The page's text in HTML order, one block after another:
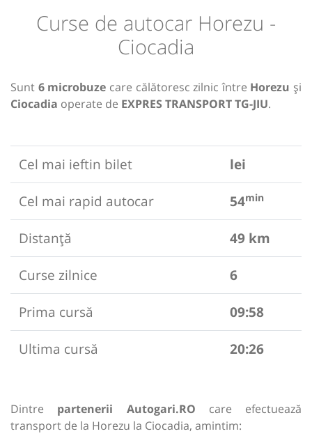
Curse de autocar Horezu -
Ciocadia
Sunt 6 microbuze care călătoresc zilnic între Horezu și
Ciocadia operate de EXPRES TRANSPORT TG-JIU.
Cel mai ieftin bilet
lei
Cel mai rapid autocar
54min
Distanță
49 km
Curse zilnice
6
Prima cursă
09:58
Ultima cursă
20:26
Dintre partenerii Autogari.RO care efectuează
transport de la Horezu la Ciocadia, amintim: